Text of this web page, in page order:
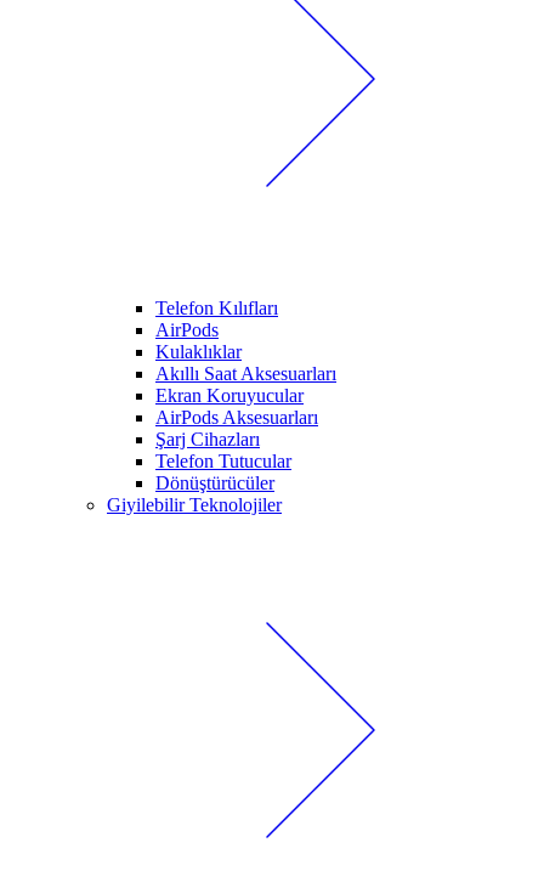
Telefon Kılıfları
AirPods
Kulaklıklar
Akıllı Saat Aksesuarları
Ekran Koruyucular
AirPods Aksesuarları
Şarj Cihazları
Telefon Tutucular
Dönüştürücüler
Giyilebilir Teknolojiler